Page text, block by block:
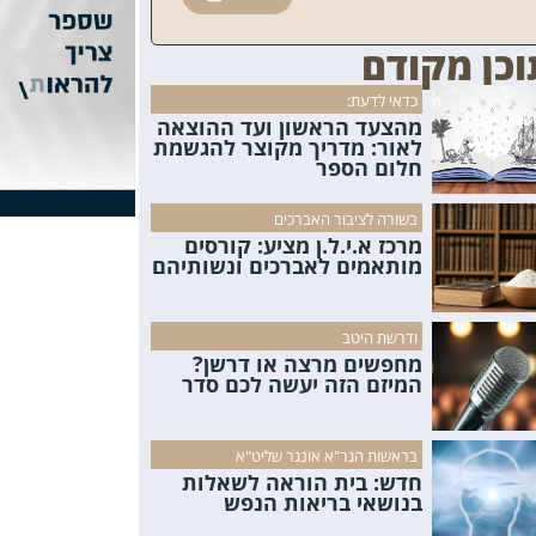
מקודם
כדאי לדעת:
מהצעד הראשון ועד ההוצאה
לאור: מדריך מקוצר להגשמת
חלום הספר
בשורה לציבור האברכים
מרכז א.י.ל.ן מציע: קורסים
מותאמים לאברכים ונשותיהם
ודרשת היטב
מחפשים מרצה או דרשן?
המיזם הזה יעשה לכם סדר
בראשות הגר"א אונגר שליט"א
חדש: בית הוראה לשאלות
בנושאי בריאות הנפש